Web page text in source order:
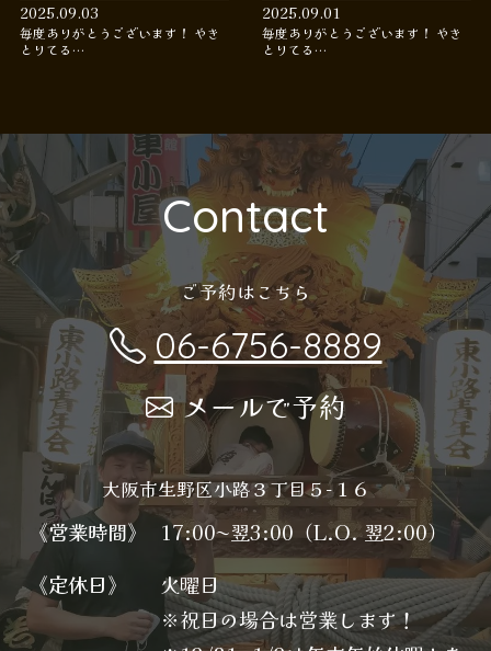
2025.09.03
毎度ありがとうございます！ やき
とりてる…
2025.09.01
毎度ありがとうございます！ やき
とりてる…
Contact
ご予約はこちら
06-6756-8889
メールで予約
大阪市生野区小路３丁目５−１６
《営業時間》
17:00〜翌3:00（L.O. 翌2:00）
《定休日》
火曜日
※祝日の場合は営業します！